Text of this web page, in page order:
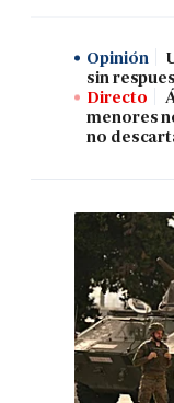
Opinión
sin
Directo
menores
no